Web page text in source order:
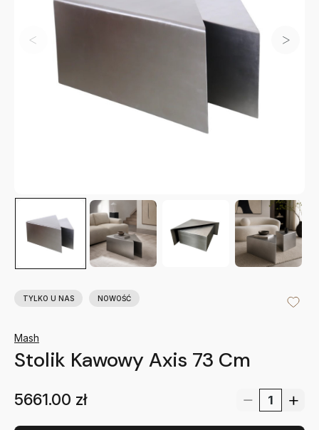
TYLKO U NAS NOWOŚĆ
Mash
Stolik Kawowy Axis 73 Cm
5661.00 zł